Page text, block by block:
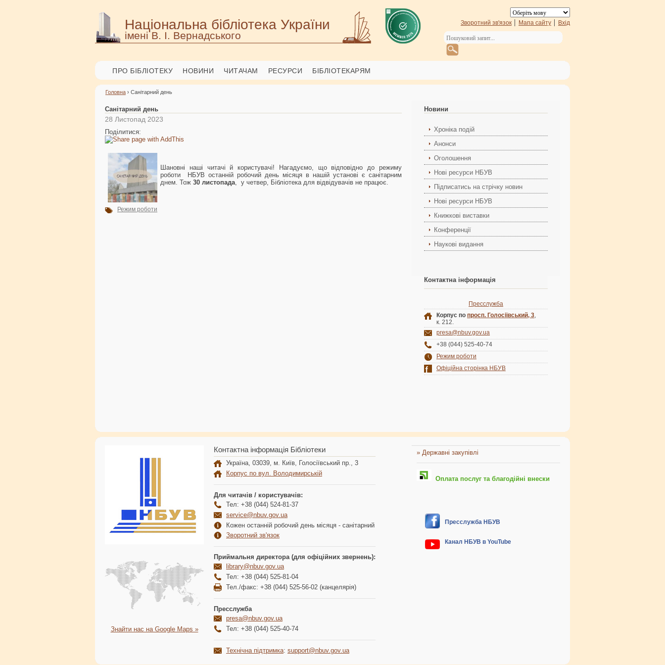
Національна бібліотека України
імені В. І. Вернадського
Зворотний зв'язок Мапа сайту Вхід
ПРО БІБЛІОТЕКУ НОВИНИ ЧИТАЧАМ РЕСУРСИ БІБЛІОТЕКАРЯМ
Головна › Санітарний день
Санітарний день
28 Листопад 2023
Поділитися:
Шановні наші читачі й користувачі! Нагадуємо, що відповідно до режиму
роботи НБУВ останній робочий день місяця в нашій установі є санітарним
днем. Тож 30 листопада , у четвер, Бібліотека для відвідувачів не працює.
Режим роботи
Новини
Хроніка подій
Анонси
Оголошення
Нові ресурси НБУВ
Підписатись на стрічку новин
Нові ресурси НБУВ
Книжкові виставки
Конференції
Наукові видання
Контактна інформація
Пресслужба
Корпус по просп. Голосіївський, 3,
к. 212.
presa@nbuv.gov.ua
+38 (044) 525-40-74
Режим роботи
Офіційна сторінка НБУВ
Знайти нас на Google Maps »
Контактна інформація Бібліотеки
Україна, 03039, м. Київ, Голосіївський пр., 3
Корпус по вул. Володимирській
Для читачів / користувачів:
Тел: +38 (044) 524-81-37
service@nbuv.gov.ua
Кожен останній робочий день місяця - санітарний
Зворотний зв'язок
Приймальня директора (для офіційних звернень):
library@nbuv.gov.ua
Тел: +38 (044) 525-81-04
Тел./факс: +38 (044) 525-56-02 (канцелярія)
Пресслужба
presa@nbuv.gov.ua
Тел: +38 (044) 525-40-74
Технічна підтримка: support@nbuv.gov.ua
» Державні закупівлі
Оплата послуг та благодійні внески
Пресслужба НБУВ
Канал НБУВ в YouTube